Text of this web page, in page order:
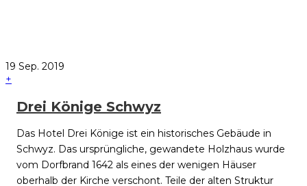
19 Sep. 2019
+
Drei Könige Schwyz
Das Hotel Drei Könige ist ein historisches Gebäude in
Schwyz. Das ursprüngliche, gewandete Holzhaus wurde
vom Dorfbrand 1642 als eines der wenigen Häuser
oberhalb der Kirche verschont. Teile der alten Struktur